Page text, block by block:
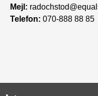
Mejl:
Telefon: 070-888 88 85